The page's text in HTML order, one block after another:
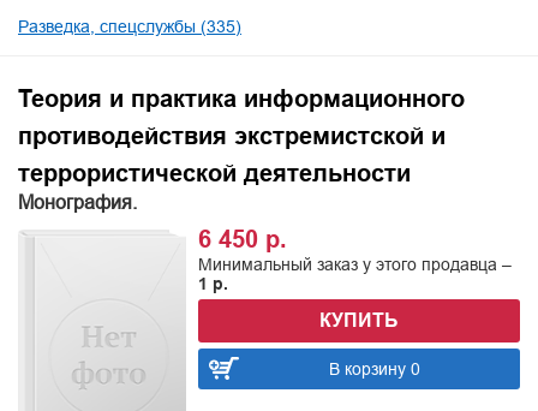
Разведка, спецслужбы (335)
Теория и практика информационного
противодействия экстремистской и
террористической деятельности
Монография.
6 450 р.
Минимальный заказ у этого продавца –
1 р.
КУПИТЬ
В корзину 0